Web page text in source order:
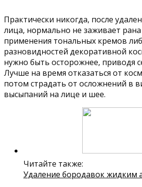
Практически никогда, после
лица, нормально не заживает рана
применения тональных кремов
разновидностей декоративной
нужно быть осторожнее, приводя
Лучше на время отказаться от
потом страдать от осложнений в
высыпаний на лице и шее.
Читайте также:
Удаление бородавок жидким